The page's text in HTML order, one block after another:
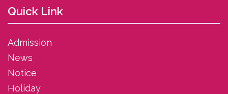
Quick Link
Admission
News
Notice
Holiday